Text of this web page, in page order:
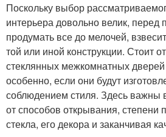
Поскольку выбор
интерьера довольно велик, перед
продумать все до мелочей,
той или иной конструкции. Стоит
стеклянных межкомнатных
особенно, если они будут
соблюдением стиля. Здесь важны
от способов открывания, степени
стекла, его декора и заканчивая